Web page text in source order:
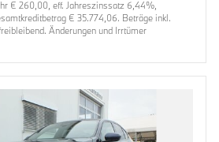
€ 260,00, eff. Jahreszinssatz 6,44%,
€ 35.774,06. Beträge inkl.
Änderungen und Irrtümer